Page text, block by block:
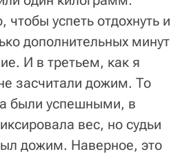
чтобы успеть отдохнуть и
дополнительных минут
И в третьем, как я
засчитали дожим. То
были успешными, в
вес, но судьи
дожим. Наверное, это